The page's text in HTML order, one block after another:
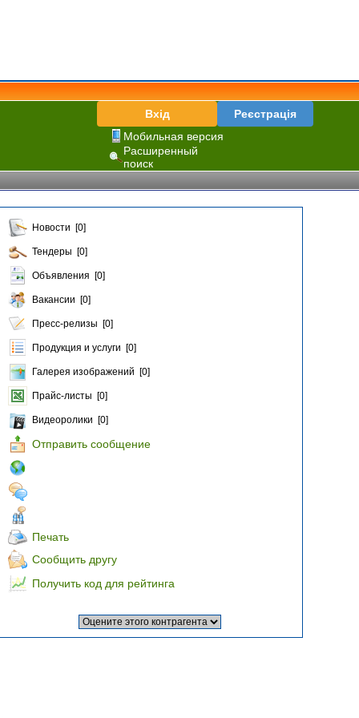
Вхід
Реєстрація
Мобильная версия
Расширенный
поиск
Новости [0]
Тендеры [0]
Объявления [0]
Вакансии [0]
Пресс-релизы [0]
Продукция и услуги [0]
Галерея изображений [0]
Прайс-листы [0]
Видеоролики [0]
Отправить сообщение
Печать
Сообщить другу
Получить код для рейтинга